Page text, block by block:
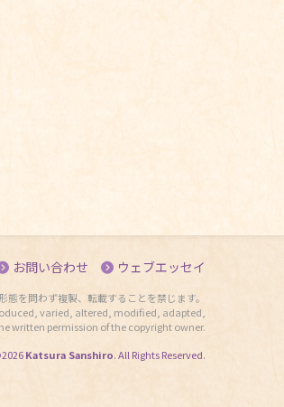
お問い合わせ ウェブエッセイ
を問わず複製、転載することを禁じます。
varied, altered, modified, adapted,
written permission of the copyright owner.
Katsura Sanshiro. All Rights Reserved.